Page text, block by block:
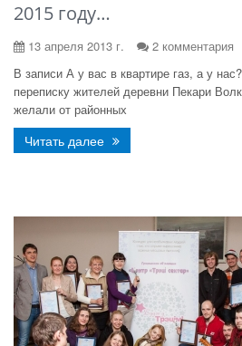
2015 году…
13 апреля 2013 г. 2 комментария
В записи А у вас в квартире газ, а у
переписку жителей деревни Пекари
желали от районных
Читать далее